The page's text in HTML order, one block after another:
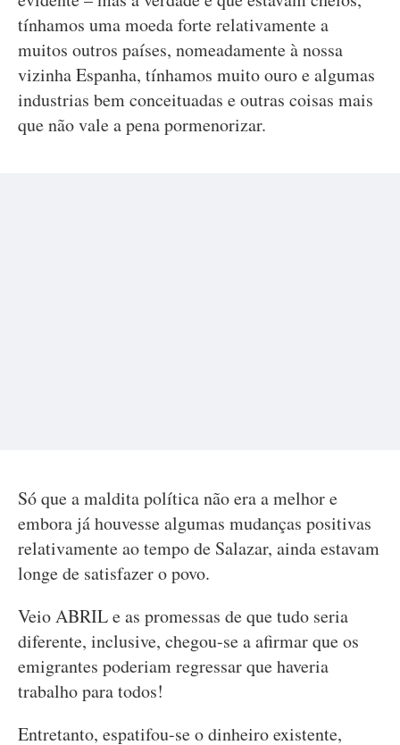
tínhamos uma moeda forte relativamente a
muitos outros países, nomeadamente à nossa
vizinha Espanha, tínhamos muito ouro e algumas
industrias bem conceituadas e outras coisas mais
que não vale a pena pormenorizar.
Só que a maldita política não era a melhor e
embora já houvesse algumas mudanças positivas
relativamente ao tempo de Salazar, ainda estavam
longe de satisfazer o povo.
Veio ABRIL e as promessas de que tudo seria
diferente, inclusive, chegou-se a afirmar que os
emigrantes poderiam regressar que haveria
trabalho para todos!
Entretanto, espatifou-se o dinheiro existente,